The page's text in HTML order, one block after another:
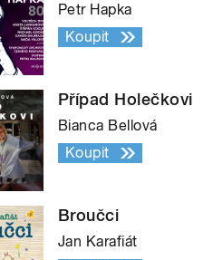
Petr Hapka
Koupit
Případ Holečkovi
Bianca Bellová
Koupit
Broučci
Jan Karafiát